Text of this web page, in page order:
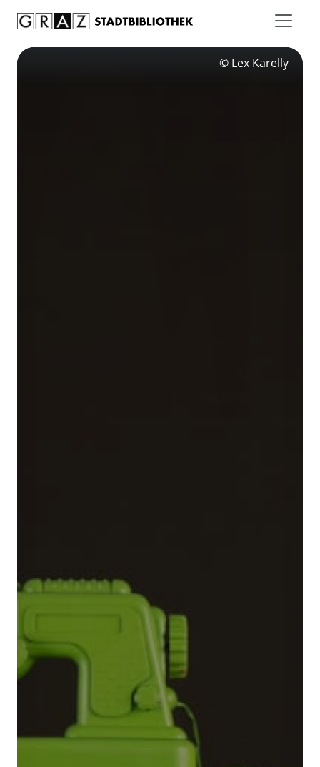
© Rido
© Lex Karelly